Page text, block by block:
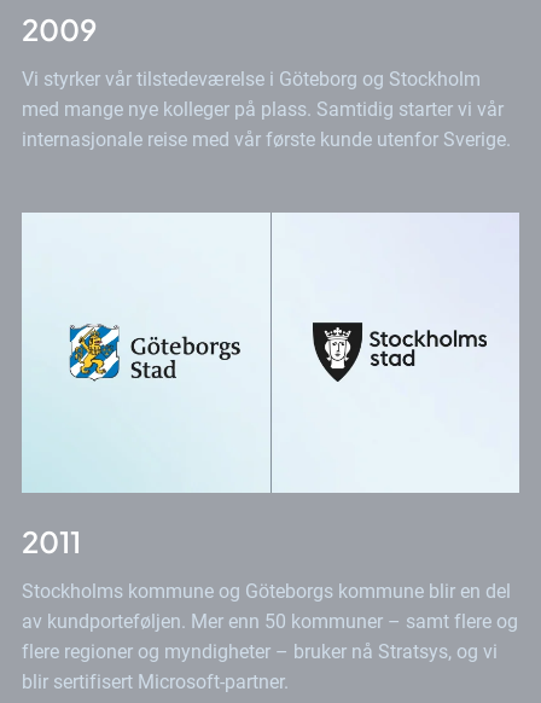
2009
Vi styrker vår tilstedeværelse i Göteborg og Stockholm
med mange nye kolleger på plass. Samtidig starter vi vår
internasjonale reise med vår første kunde utenfor Sverige.
2011
Stockholms kommune og Göteborgs kommune blir en del
av kundporteføljen. Mer enn 50 kommuner – samt flere og
flere regioner og myndigheter – bruker nå Stratsys, og vi
blir sertifisert Microsoft-partner.